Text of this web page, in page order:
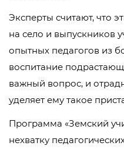
Эксперты считают, что
на село и выпускников
опытных педагогов из
воспитание
важный вопрос, и
уделяет ему такое
Программа «Земский
нехватку